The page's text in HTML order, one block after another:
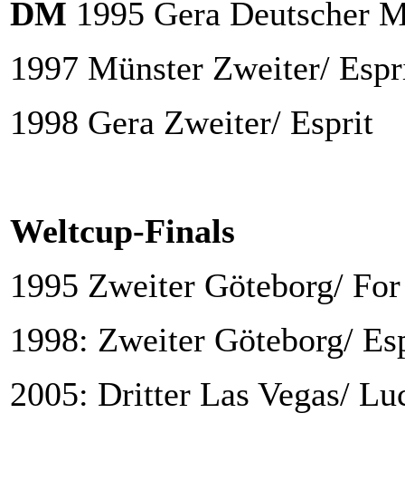
DM 1995 Gera Deutscher
1997 Münster Zweiter/
1998 Gera Zweiter/ Esprit
Weltcup-Finals
1995 Zweiter Göteborg/
1998: Zweiter Göteborg/
2005: Dritter Las Vegas/